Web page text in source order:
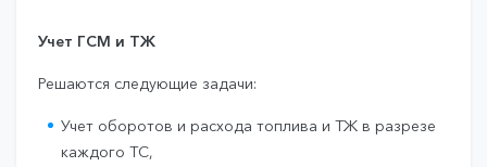
Учет ГСМ и ТЖ
Решаются следующие задачи:
Учет оборотов и расхода топлива и ТЖ в разрезе
каждого ТС,